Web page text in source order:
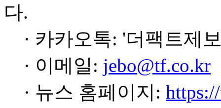
다.
· 카카오톡: '더팩트제
· 이메일: jebo@tf.co.kr
· 뉴스 홈페이지: